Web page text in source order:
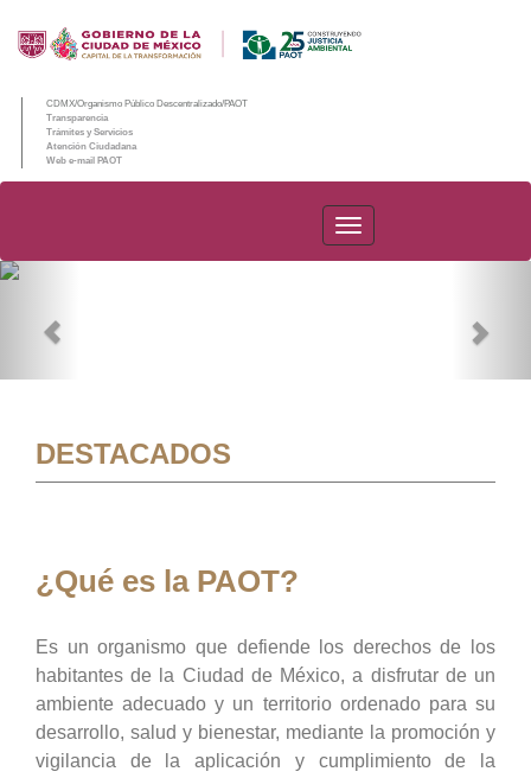
CDMX/Organismo Público Descentralizado/PAOT
Transparencia
Trámites y Servicios
Atención Ciudadana
Web e-mail PAOT
PAOT
DESTACADOS
¿Qué es la PAOT?
Es un organismo que defiende los derechos de los
habitantes de la Ciudad de México, a disfrutar de un
ambiente adecuado y un territorio ordenado para su
desarrollo, salud y bienestar, mediante la promoción y
vigilancia de la aplicación y cumplimiento de la